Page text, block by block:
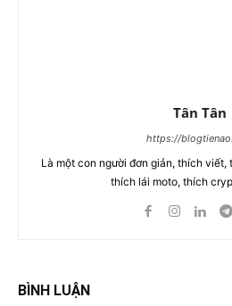
Tân Tân
https://
Là một con người đơn giản, thích viết,
thích lái moto, thích
BÌNH LUẬN